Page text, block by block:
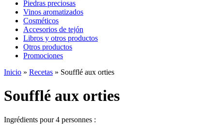
Piedras preciosas
Vinos aromatizados
Cosméticos
Accesorios de tejón
Libros y otros productos
Otros productos
Promociones
Inicio » Recetas » Soufflé aux orties
Soufflé aux orties
Ingrédients pour 4 personnes :